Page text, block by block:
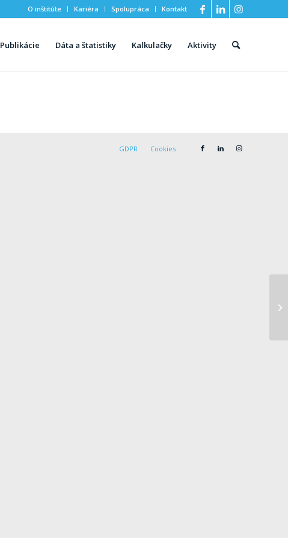
O inštitúte Kariéra Spolupráca Kontakt
Publikácie Dáta a štatistiky Kalkulačky Aktivity
GDPR Cookies